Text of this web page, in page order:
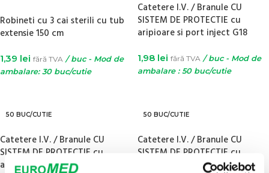
Robineti cu 3 cai sterili cu tub
extensie 150 cm
1,39 lei fără TVA / buc - Mod de
ambalare: 30 buc/cutie
Catetere I.V. / Branule CU
SISTEM DE PROTECTIE cu
aripioare si port inject G18
1,98 lei fără TVA / buc - Mod de
ambalare : 50 buc/cutie
50 BUC/CUTIE
Catetere I.V. / Branule CU
SISTEM DE PROTECTIE cu
aripioare si port inject G20
50 BUC/CUTIE
Catetere I.V. / Branule CU
SISTEM DE PROTECTIE cu
aripioare si port inject G22